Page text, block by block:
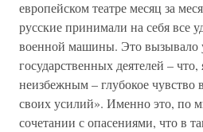
европейском театре месяц за
русские принимали на себя все
военной машины. Это вызывало
государственных деятелей –
неизбежным – глубокое чувство
своих усилий». Именно это, по
сочетании с опасениями, что в